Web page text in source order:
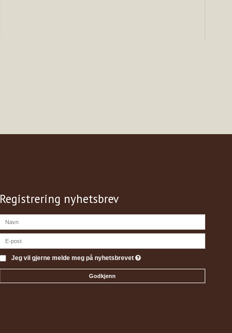
Registrering nyhetsbrev
Jeg vil gjerne melde meg på nyhetsbrevet
Godkjenn